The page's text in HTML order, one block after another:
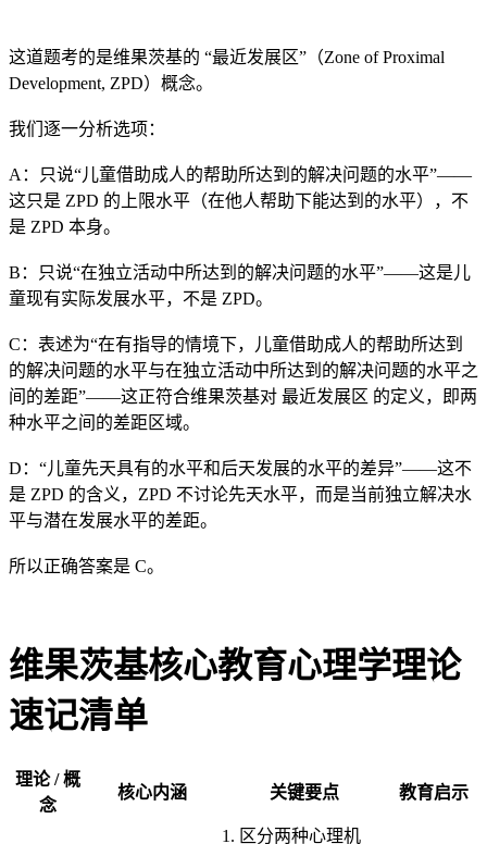
这道题考的是维果茨基的 “最近发展区”（Zone of Proximal
Development, ZPD）概念。
我们逐一分析选项：
A：只说“儿童借助成人的帮助所达到的解决问题的水平”——
这只是 ZPD 的上限水平（在他人帮助下能达到的水平），不
是 ZPD 本身。
B：只说“在独立活动中所达到的解决问题的水平”——这是儿
童现有实际发展水平，不是 ZPD。
C：表述为“在有指导的情境下，儿童借助成人的帮助所达到
的解决问题的水平与在独立活动中所达到的解决问题的水平之
间的差距”——这正符合维果茨基对 最近发展区 的定义，即两
种水平之间的差距区域。
D：“儿童先天具有的水平和后天发展的水平的差异”——这不
是 ZPD 的含义，ZPD 不讨论先天水平，而是当前独立解决水
平与潜在发展水平的差距。
所以正确答案是 C。
维果茨基核心教育心理学理论
速记清单
理论 / 概
念
核心内涵 关键要点 教育启示
1. 区分两种心理机